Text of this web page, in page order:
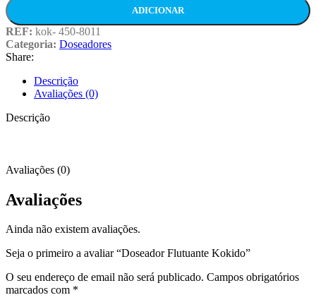
ADICIONAR
REF: kok- 450-8011
Categoria: Doseadores
Share:
Descrição
Avaliações (0)
Descrição
Avaliações (0)
Avaliações
Ainda não existem avaliações.
Seja o primeiro a avaliar “Doseador Flutuante Kokido”
O seu endereço de email não será publicado. Campos obrigatórios
marcados com *